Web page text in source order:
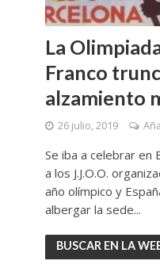
La
Franco
alzamiento
26 julio, 2019
Se iba a celebrar en
a los J.J.O.O.
año olímpico y
albergar la sede...
BUSCAR EN LA